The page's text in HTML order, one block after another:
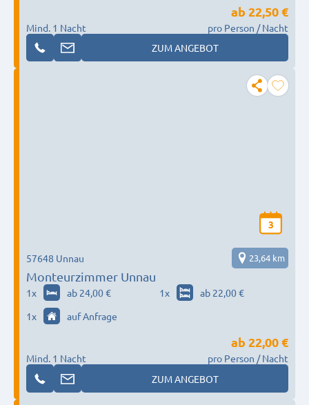
Mind. 1 Nacht
ab 22,50 €
pro Person / Nacht
ZUM ANGEBOT
3
Monteurzimmer Unnau
57648 Unnau 23,64 km
1x ab 24,00 € 1x
ab 22,00 €
1x auf Anfrage
Mind. 1 Nacht
ab 22,00 €
pro Person / Nacht
ZUM ANGEBOT